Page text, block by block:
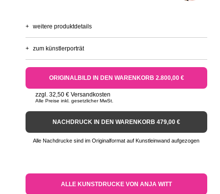
+ weitere produktdetails
+ zum künstlerporträt
ORIGINALBILD IN DEN WARENKORB 2.800,00 €
zzgl. 32,50 € Versandkosten
Alle Preise inkl. gesetzlicher MwSt.
NACHDRUCK IN DEN WARENKORB 479,00 €
Alle Nachdrucke sind im Originalformat auf Kunstleinwand aufgezogen
ALLE KUNSTDRUCKE VON ANJA WITT